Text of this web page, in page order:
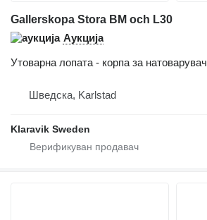
Gallerskopa Stora BM och L30
Аукција
Утоварна лопата - корпа за натоварувач
Шведска, Karlstad
Klaravik Sweden